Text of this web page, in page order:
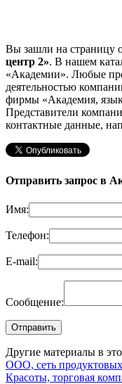
Вы зашли на страницу
центр 2». В нашем
«Академии». Любые
деятельностью
фирмы «Академия,
Представители
контактные данные,
Отправить запрос в
Имя:
Телефон:
E-mail:
Сообщение:
Другие материалы в
ООО, сеть
Красоты, торговая